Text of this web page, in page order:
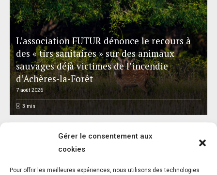
Gérer le consentement aux
cookies
Pour offrir les meilleures expériences, nous utilisons des technologies
L’association FUTUR dénonce le recours à
des « tirs sanitaires » sur des animaux
sauvages déjà victimes de l’incendie
d’Achères-la-Forêt
7 août 2026
3 min